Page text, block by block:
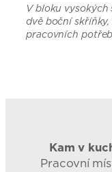
V bloku
dvě boční
pracovních
Kam v
Pracovní